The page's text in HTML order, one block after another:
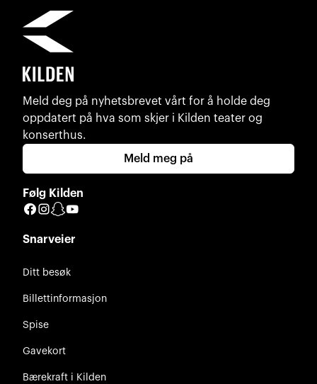
Meld deg på nyhetsbrevet vårt for å holde deg
oppdatert på hva som skjer i Kilden teater og
konserthus.
Meld meg på
Følg Kilden
Facebook
Instagram
Snapchat
Snarveier
Ditt besøk
Billettinformasjon
Spise
Gavekort
Bærekraft i Kilden